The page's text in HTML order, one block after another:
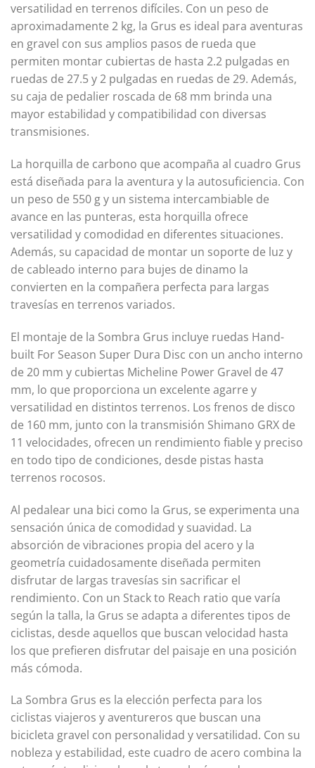
versatilidad en terrenos difíciles. Con un peso de
aproximadamente 2 kg, la Grus es ideal para aventuras
en gravel con sus amplios pasos de rueda que
permiten montar cubiertas de hasta 2.2 pulgadas en
ruedas de 27.5 y 2 pulgadas en ruedas de 29. Además,
su caja de pedalier roscada de 68 mm brinda una
mayor estabilidad y compatibilidad con diversas
transmisiones.
La horquilla de carbono que acompaña al cuadro Grus
está diseñada para la aventura y la autosuficiencia. Con
un peso de 550 g y un sistema intercambiable de
avance en las punteras, esta horquilla ofrece
versatilidad y comodidad en diferentes situaciones.
Además, su capacidad de montar un soporte de luz y
de cableado interno para bujes de dinamo la
convierten en la compañera perfecta para largas
travesías en terrenos variados.
El montaje de la Sombra Grus incluye ruedas Hand-
built For Season Super Dura Disc con un ancho interno
de 20 mm y cubiertas Micheline Power Gravel de 47
mm, lo que proporciona un excelente agarre y
versatilidad en distintos terrenos. Los frenos de disco
de 160 mm, junto con la transmisión Shimano GRX de
11 velocidades, ofrecen un rendimiento fiable y preciso
en todo tipo de condiciones, desde pistas hasta
terrenos rocosos.
Al pedalear una bici como la Grus, se experimenta una
sensación única de comodidad y suavidad. La
absorción de vibraciones propia del acero y la
geometría cuidadosamente diseñada permiten
disfrutar de largas travesías sin sacrificar el
rendimiento. Con un Stack to Reach ratio que varía
según la talla, la Grus se adapta a diferentes tipos de
ciclistas, desde aquellos que buscan velocidad hasta
los que prefieren disfrutar del paisaje en una posición
más cómoda.
La Sombra Grus es la elección perfecta para los
ciclistas viajeros y aventureros que buscan una
bicicleta gravel con personalidad y versatilidad. Con su
nobleza y estabilidad, este cuadro de acero combina la